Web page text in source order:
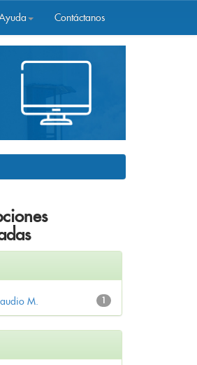
Contáctanos
1
M.